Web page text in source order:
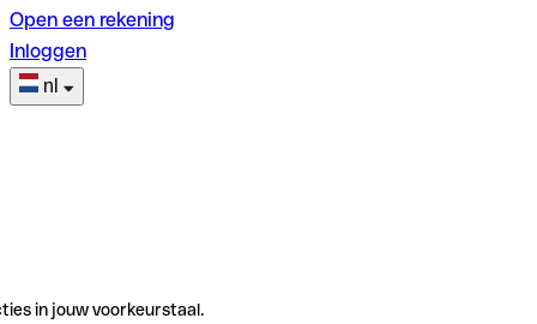
Open een rekening
Inloggen
nl
in jouw voorkeurstaal.